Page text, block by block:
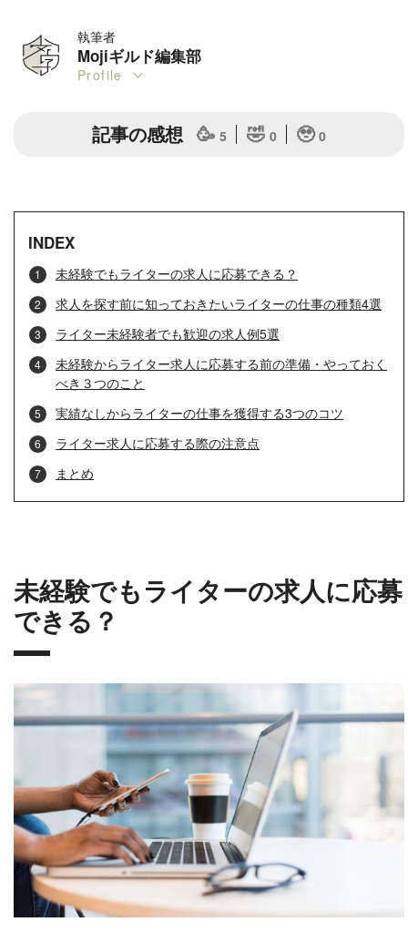
執筆者
Mojiギルド編集部
Profile
記事の感想 🥳 5 🤣 0 🥹 0
INDEX
未経験でもライターの求人に応募できる？
求人を探す前に知っておきたいライターの仕事の種類4選
ライター未経験者でも歓迎の求人例5選
未経験からライター求人に応募する前の準備・やっておく
べき３つのこと
実績なしからライターの仕事を獲得する3つのコツ
ライター求人に応募する際の注意点
まとめ
未経験でもライターの求人に応募
できる？